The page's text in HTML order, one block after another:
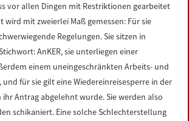
vor allen Dingen mit Restriktionen gearbeitet
wird mit zweierlei Maß gemessen: Für sie
Regelungen. Sie sitzen in
AnKER, sie unterliegen einer
einem uneingeschränkten Arbeits- und
für sie gilt eine Wiedereinreisesperre in der
ihr Antrag abgelehnt wurde. Sie werden also
schikaniert. Eine solche Schlechterstellung